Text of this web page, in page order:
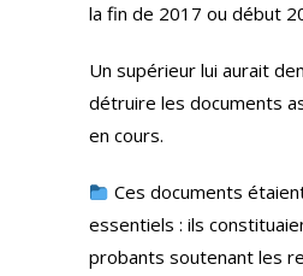
la fin de 2017 ou début
Un supérieur lui aurait
détruire les documents
en cours.
Ces documents
essentiels : ils
probants soutenant les